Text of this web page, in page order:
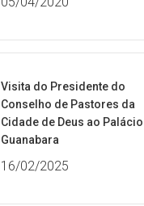
Visita do Presidente do
Conselho de Pastores da
Cidade de Deus ao Palácio
Guanabara
16/02/2025